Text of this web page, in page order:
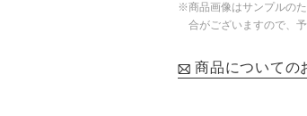
※商品画像はサンプルの
合がございますので、
商品についての